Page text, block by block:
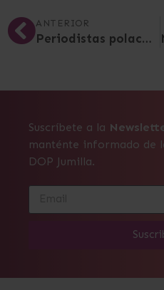
ANTERIOR
Periodistas polacos visitan Jumilla para conocer en profundidad la Monastrell
Suscríbete a la
manténte informado de
DOP Jumilla.